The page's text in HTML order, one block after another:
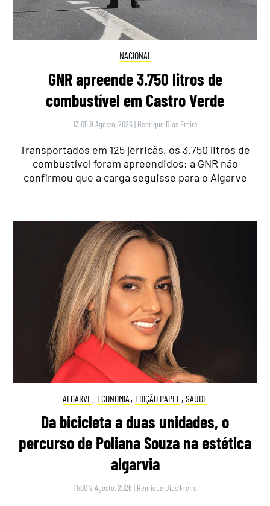
NACIONAL
GNR apreende 3.750 litros de
combustível em Castro Verde
13:05 9 Agosto, 2026 | Henrique Dias Freire
Transportados em 125 jerricãs, os 3.750 litros de
combustível foram apreendidos; a GNR não
confirmou que a carga seguisse para o Algarve
ALGARVE, ECONOMIA , EDIÇÃO PAPEL , SAÚDE
Da bicicleta a duas unidades, o
percurso de Poliana Souza na estética
algarvia
11:00 9 Agosto, 2026 | Henrique Dias Freire